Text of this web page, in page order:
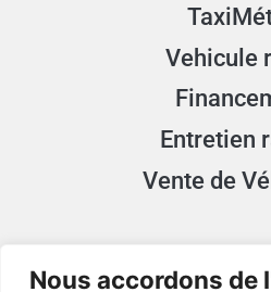
Nous accordons de
Vehicule
Entretien
Vente de